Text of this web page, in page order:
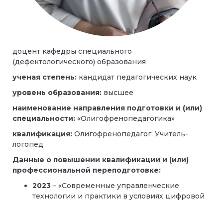
доцент кафедры специального
(дефектологического) образования
ученая степень: кандидат педагогических наук
уровень образования: высшее
наименование направления подготовки и (или)
специальности: «Олигофренопедагогика»
квалификация: Олигофренопедагог. Учитель-
логопед
Данные о повышении квалификации и (или)
профессиональной переподготовке:
2023 – «Современные управленческие
технологии и практики в условиях цифровой